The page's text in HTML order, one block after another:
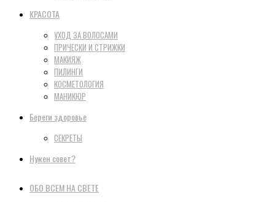
КРАСОТА
УХОД ЗА ВОЛОСАМИ
ПРИЧЕСКИ И СТРИЖКИ
МАКИЯЖ
ПИЛИНГИ
КОСМЕТОЛОГИЯ
МАНИКЮР
Береги здоровье
СЕКРЕТЫ
Нужен совет?
ОБО ВСЕМ НА СВЕТЕ